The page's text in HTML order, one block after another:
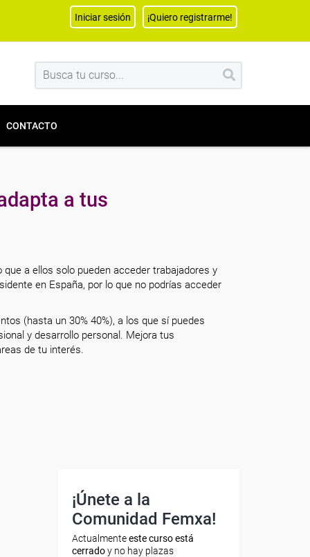
Iniciar sesión ¡Quiero registrarme!
CONTACTO
a tus
a ellos solo pueden acceder trabajadores y
en España, por lo que no podrías acceder
(hasta un 30% 40%), a los que sí puedes
y desarrollo personal. Mejora tus
de tu interés.
¡Únete a la
Comunidad Femxa!
Actualmenteeste curso está
cerradoy no hay plazas